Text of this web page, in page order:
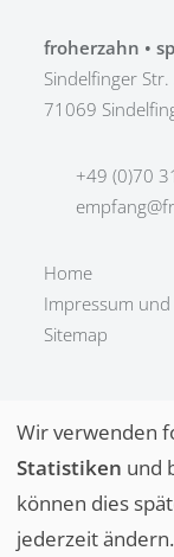
froherzahn •
Sindelfinger Str.
71069
+49 (0)70
Home
Impressum
Sitemap
2026
| powered by
Wir verwenden
Statistiken und
können dies
jederzeit ändern.